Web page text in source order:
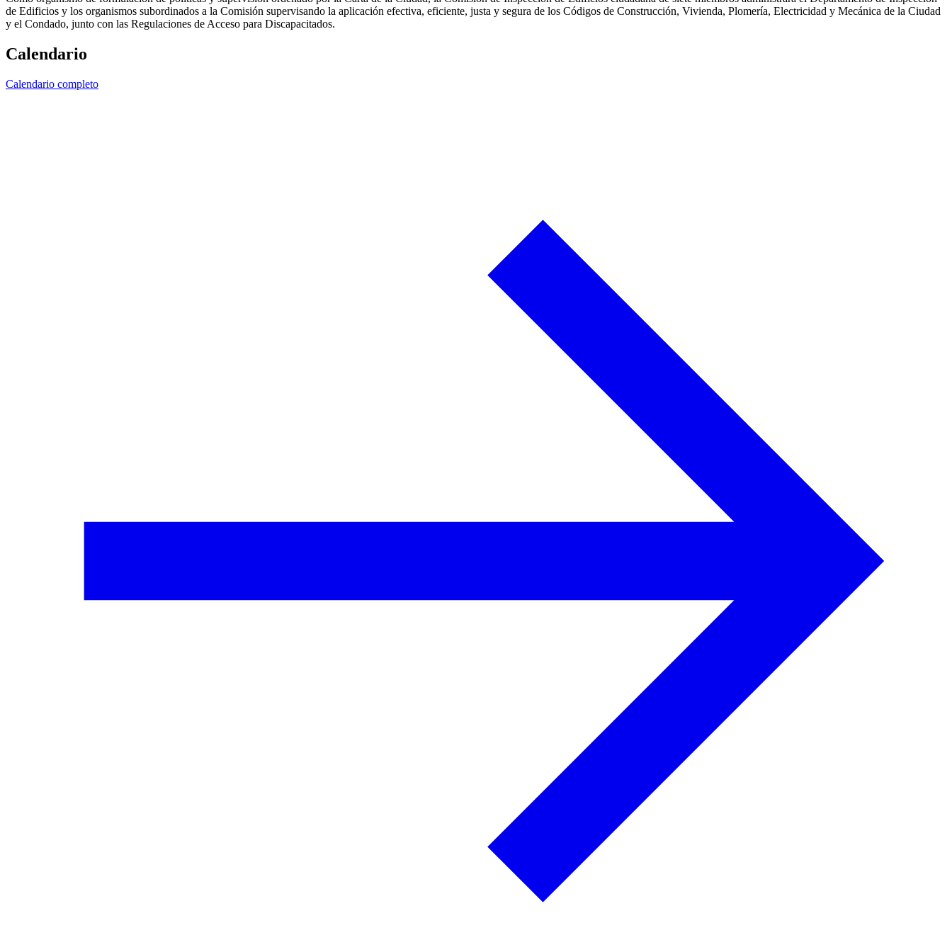
de Edificios y los organismos subordinados a la Comisión supervisando la aplicación efectiva, eficiente, justa y segura de los Códigos de Construcción, Vivienda, Plomería, Electricidad y Mecánica de la Ciudad
y el Condado, junto con las Regulaciones de Acceso para Discapacitados.
Calendario
Calendario completo